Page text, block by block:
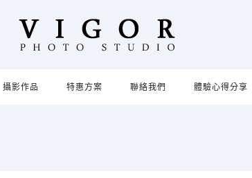
攝影作品 特惠方案 聯絡我們 體驗心得分享